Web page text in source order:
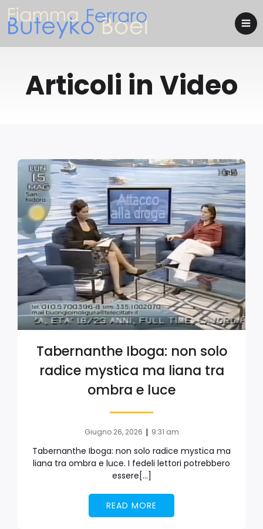
Articoli in Video
Tabernanthe Iboga: non solo
radice mystica ma liana tra
ombra e luce
Giugno 26, 2026 | 9:31 am
Tabernanthe Iboga: non solo radice mystica ma
liana tra ombra e luce. I fedeli lettori potrebbero
essere[…]
READ MORE